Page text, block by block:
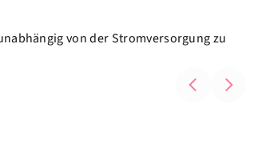
von der Stromversorgung zu